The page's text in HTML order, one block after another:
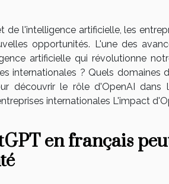
de l'intelligence artificielle, les
opportunités. L'une des
artificielle qui révolutionne
internationales ? Quels
découvrir le rôle d'OpenAI dans
internationales L'impact
en français